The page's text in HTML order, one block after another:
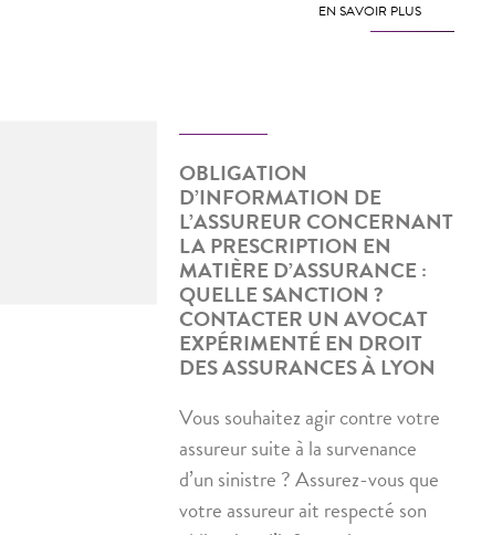
EN SAVOIR PLUS
OBLIGATION
D’INFORMATION DE
L’ASSUREUR CONCERNANT
LA PRESCRIPTION EN
MATIÈRE D’ASSURANCE :
QUELLE SANCTION ?
CONTACTER UN AVOCAT
EXPÉRIMENTÉ EN DROIT
DES ASSURANCES À LYON
Vous souhaitez agir contre votre
assureur suite à la survenance
d’un sinistre ? Assurez-vous que
votre assureur ait respecté son